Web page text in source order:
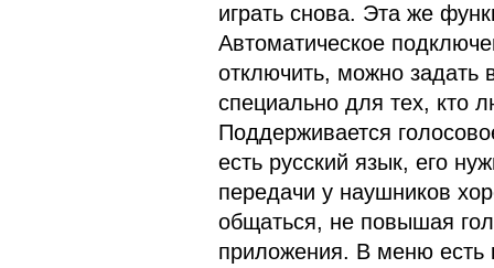
играть снова. Эта же
Автоматическое
отключить, можно задать
специально для тех, кто
Поддерживается
есть русский язык, его
передачи у наушников
общаться, не повышая
приложения. В меню есть